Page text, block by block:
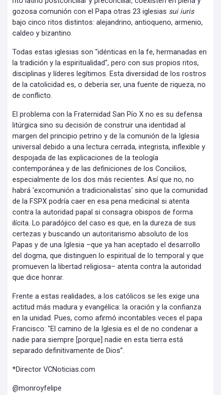
gozosa comunión con el Papa otras 23 iglesias sui iuris
bajo cinco ritos distintos: alejandrino, antioqueno, armenio,
caldeo y bizantino.
Todas estas iglesias son "idénticas en la fe, hermanadas en
la tradición y la espiritualidad", pero con sus propios ritos,
disciplinas y líderes legítimos. Esta diversidad de los rostros
de la catolicidad es, o debería ser, una fuente de riqueza, no
de conflicto.
El problema con la Fraternidad San Pío X no es su defensa
litúrgica sino su decisión de construir una identidad al
margen del principio petrino y de la comunión de la Iglesia
universal debido a una lectura cerrada, integrista, inflexible y
despojada de las explicaciones de la teología
contemporánea y de las definiciones de los Concilios,
especialmente de los dos más recientes. Así que no, no
habrá 'excomunión a tradicionalistas' sino que la comunidad
de la FSPX podría caer en esa pena medicinal si atenta
contra la autoridad papal si consagra obispos de forma
ilícita. Lo paradójico del caso es que, en la dureza de sus
certezas y buscando un autoritarismo absoluto de los
Papas y de una Iglesia –que ya han aceptado el desarrollo
del dogma, que distinguen lo espiritual de lo temporal y que
promueven la libertad religiosa– atenta contra la autoridad
que dice honrar.
Frente a estas realidades, a los católicos se les exige una
actitud más madura y evangélica: la oración y la confianza
en la unidad. Pues, como afirmó incontables veces el papa
Francisco: "El camino de la Iglesia es el de no condenar a
nadie para siempre [porque] nadie en esta tierra está
separado definitivamente de Dios”.
*Director VCNoticias.com
@monroyfelipe